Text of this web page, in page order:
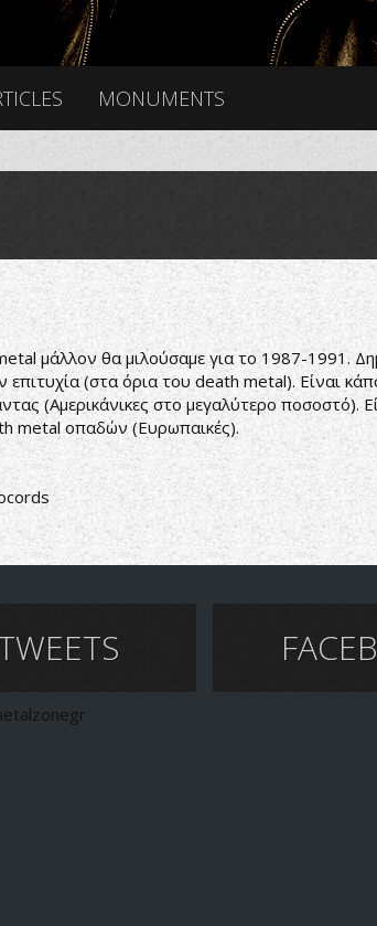
MONUMENTS
μάλλον θα μιλούσαμε για το 1987-1991.
(στα όρια του death metal). Είναι
(Αμερικάνικες στο μεγαλύτερο ποσοστό).
metal οπαδών (Ευρωπαικές).